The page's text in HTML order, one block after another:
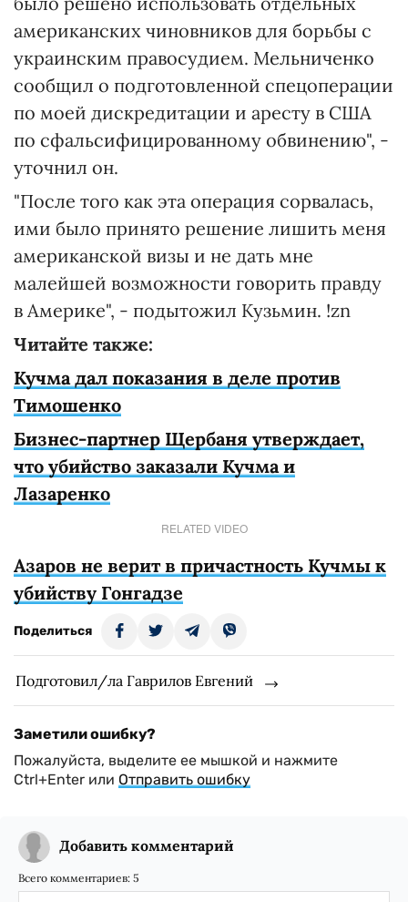
американских чиновников для борьбы с
украинским правосудием. Мельниченко
сообщил о подготовленной спецоперации
по моей дискредитации и аресту в США
по сфальсифицированному обвинению", -
уточнил он.
"После того как эта операция сорвалась,
ими было принято решение лишить меня
американской визы и не дать мне
малейшей возможности говорить правду
в Америке", - подытожил Кузьмин. !zn
Читайте также:
Кучма дал показания в деле против
Тимошенко
Бизнес-партнер Щербаня утверждает,
что убийство заказали Кучма и
Лазаренко
RELATED VIDEO
Азаров не верит в причастность Кучмы к
убийству Гонгадзе
Поделиться
Подготовил/ла Гаврилов Евгений
Заметили ошибку?
Пожалуйста, выделите ее мышкой и нажмите
Ctrl+Enter или Отправить ошибку
Добавить комментарий
Всего комментариев: 5